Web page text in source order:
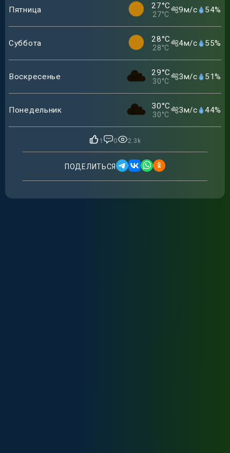
Пятница 27°C
27°C 9м/с 54%
Суббота 28°C
28°C 4м/с 55%
Воскресенье 29°C
30°C 3м/с 51%
Понедельник 30°C
30°C 3м/с 44%
1 0 2.3k
ПОДЕЛИТЬСЯ